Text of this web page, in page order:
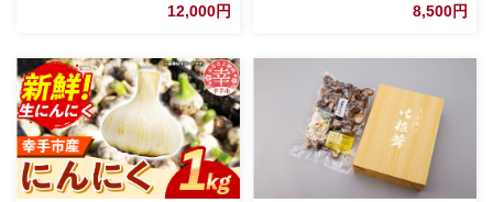
おいしい 緑黄色野菜 大容量 国
産 おすすめ 送料無料 埼玉県 幸
12,000円
っているかはお楽しみ 7種類前
後 おすすめ 熊本県 甲佐町【価
8,500円